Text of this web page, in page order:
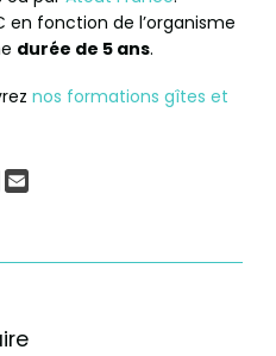
fonction de l’organisme
durée de 5 ans.
nos formations gîtes et
LinkedIn